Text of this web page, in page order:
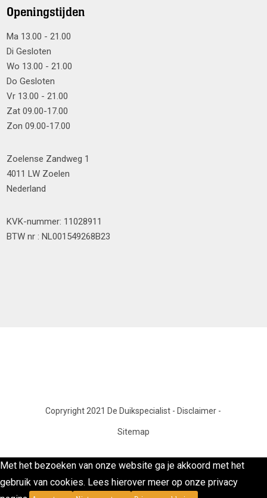
Openingstijden
Ma 13.00 - 21.00
Di Gesloten
Wo 13.00 - 21.00
Do Gesloten
Vr 13.00 - 21.00
Zat 09.00-17.00
Zon 09.00-17.00
Zoelense Zandweg 1
4011 LW Zoelen
Nederland
KVK-nummer: 11028911
BTW nr : NL001549268B23
Copryright 2021 De Duikspecialist - Disclaimer -
Sitemap
Met het bezoeken van onze website ga je akkoord met het
gebruik van cookies. Lees hierover meer op onze privacy